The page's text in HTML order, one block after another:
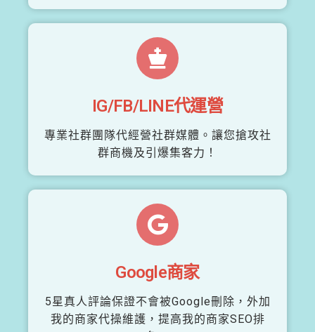
IG/FB/LINE代運營
專業社群團隊代經營社群媒體。讓您搶攻社
群商機及引爆集客力！
Google商家
5星真人評論保證不會被Google刪除，外加
我的商家代操維護，提高我的商家SEO排